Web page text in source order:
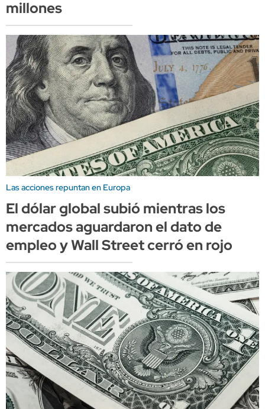
millones
Las acciones repuntan en Europa
El dólar global subió mientras los
mercados aguardaron el dato de
empleo y Wall Street cerró en rojo